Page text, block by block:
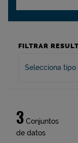
FILTRAR
Selecciona tipo
3 Conjuntos
de datos